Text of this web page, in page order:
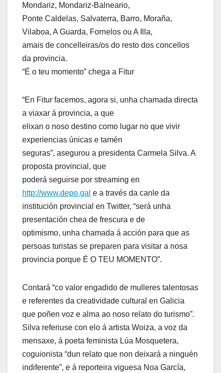
Mondariz, Mondariz-Balneario,
Ponte Caldelas, Salvaterra, Barro, Moraña,
Vilaboa, A Guarda, Fornelos ou A Illa,
amais de concelleiras/os do resto dos concellos
da provincia.
“É o teu momento” chega a Fitur
“En Fitur facemos, agora si, unha chamada directa
a viaxar á provincia, a que
elixan o noso destino como lugar no que vivir
experiencias únicas e tamén
seguras”, asegurou a presidenta Carmela Silva. A
proposta provincial, que
poderá seguirse por streaming en
http://www.depo.gal e a través da canle da
institución provincial en Twitter, “será unha
presentación chea de frescura e de
optimismo, unha chamada á acción para que as
persoas turistas se preparen para visitar a nosa
provincia porque É O TEU MOMENTO”.
Contará “co valor engadido de mulleres talentosas
e referentes da creatividade cultural en Galicia
que poñen voz e alma ao noso relato do turismo”.
Silva referiuse con elo á artista Woiza, a voz da
mensaxe, á poeta feminista Lúa Mosquetera,
coguionista “dun relato que non deixará a ninguén
indiferente”, e á reporteira viguesa Noa García,